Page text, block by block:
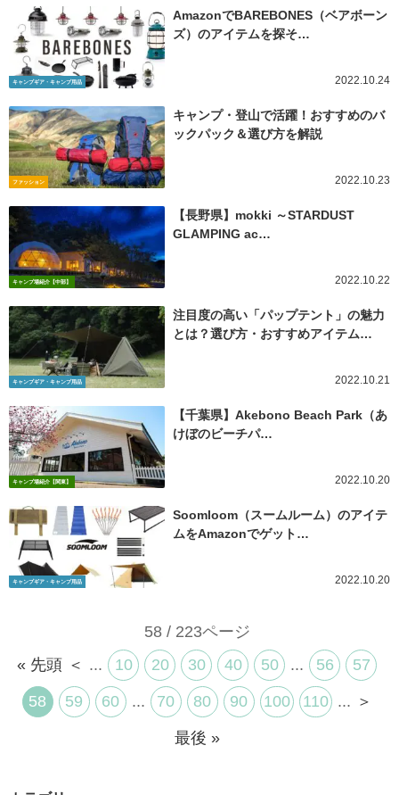
キャンプギア・キャンプ用品
AmazonでBAREBONES（ベアボーン
ズ）のアイテムを探そ…
2022.10.24
ファッション
キャンプ・登山で活躍！おすすめのバ
ックパック＆選び方を解説
2022.10.23
キャンプ場紹介【中部】
【長野県】mokki ～STARDUST
GLAMPING ac…
2022.10.22
キャンプギア・キャンプ用品
注目度の高い「パップテント」の魅力
とは？選び方・おすすめアイテム…
2022.10.21
キャンプ場紹介【関東】
【千葉県】Akebono Beach Park（あ
けぼのビーチパ…
2022.10.20
キャンプギア・キャンプ用品
Soomloom（スームルーム）のアイテ
ムをAmazonでゲット…
2022.10.20
58 / 223ページ
« 先頭 ＜ ... 10 20 30 40 50 ... 56 57
58 59 60 ... 70 80 90 100 110 ... ＞
最後 »